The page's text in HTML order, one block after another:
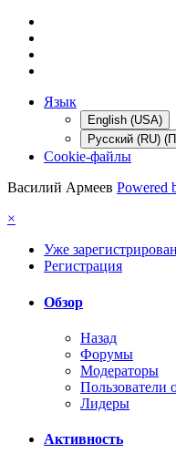
Язык
English (USA)
Русский (RU)
Cookie-файлы
Василий Армеев Powered
×
Уже
Регистрация
Обзор
Назад
Форумы
Модераторы
Пользователи
Лидеры
Активность